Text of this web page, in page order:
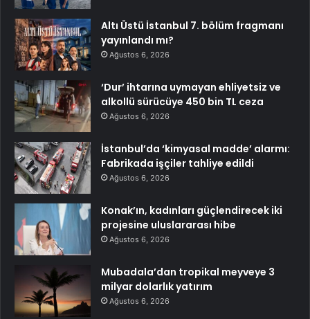
Altı Üstü İstanbul 7. bölüm fragmanı
yayınlandı mı?
Ağustos 6, 2026
‘Dur’ ihtarına uymayan ehliyetsiz ve
alkollü sürücüye 450 bin TL ceza
Ağustos 6, 2026
İstanbul’da ‘kimyasal madde’ alarmı:
Fabrikada işçiler tahliye edildi
Ağustos 6, 2026
Konak’ın, kadınları güçlendirecek iki
projesine uluslararası hibe
Ağustos 6, 2026
Mubadala’dan tropikal meyveye 3
milyar dolarlık yatırım
Ağustos 6, 2026